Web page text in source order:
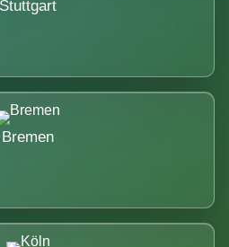
Stuttgart
Bremen